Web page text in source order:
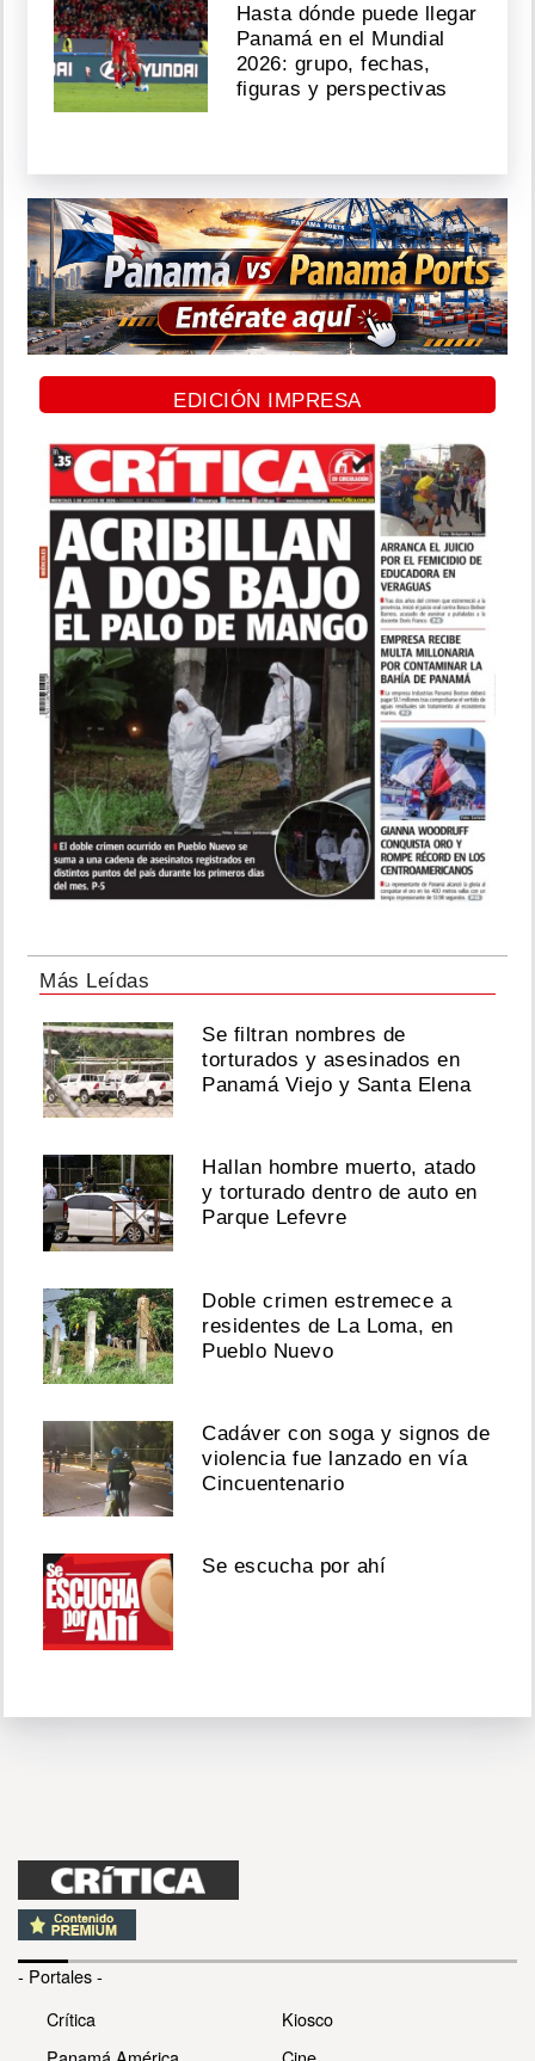
Hasta dónde puede llegar
Panamá en el Mundial
2026: grupo, fechas,
figuras y perspectivas
EDICIÓN IMPRESA
Más Leídas
Se filtran nombres de
torturados y asesinados en
Panamá Viejo y Santa Elena
Hallan hombre muerto, atado
y torturado dentro de auto en
Parque Lefevre
Doble crimen estremece a
residentes de La Loma, en
Pueblo Nuevo
Cadáver con soga y signos de
violencia fue lanzado en vía
Cincuentenario
Se escucha por ahí
- Portales -
Crítica
Kiosco